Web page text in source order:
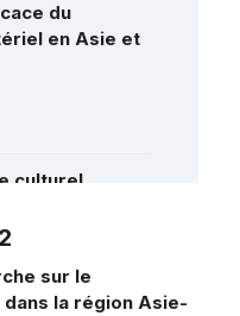
du
en Asie et
culturel
et dans le
sur le
la région Asie-